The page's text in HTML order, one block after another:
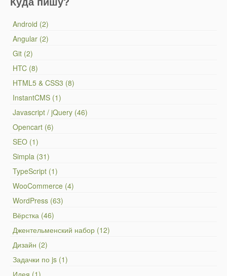
Android (2)
Angular (2)
Git (2)
HTC (8)
HTML5 & CSS3 (8)
InstantCMS (1)
Javascript / jQuery (46)
Opencart (6)
SEO (1)
Simpla (31)
TypeScript (1)
WooCommerce (4)
WordPress (63)
Вёрстка (46)
Джентельменский набор (12)
Дизайн (2)
Задачки по js (1)
Идея (1)